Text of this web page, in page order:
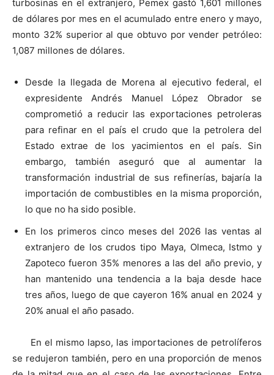
turbosinas en el extranjero, Pemex gastó 1,601 millones
de dólares por mes en el acumulado entre enero y mayo,
monto 32% superior al que obtuvo por vender petróleo:
1,087 millones de dólares.
Desde la llegada de Morena al ejecutivo federal, el
expresidente Andrés Manuel López Obrador se
comprometió a reducir las exportaciones petroleras
para refinar en el país el crudo que la petrolera del
Estado extrae de los yacimientos en el país. Sin
embargo, también aseguró que al aumentar la
transformación industrial de sus refinerías, bajaría la
importación de combustibles en la misma proporción,
lo que no ha sido posible.
En los primeros cinco meses del 2026 las ventas al
extranjero de los crudos tipo Maya, Olmeca, Istmo y
Zapoteco fueron 35% menores a las del año previo, y
han mantenido una tendencia a la baja desde hace
tres años, luego de que cayeron 16% anual en 2024 y
20% anual el año pasado.
En el mismo lapso, las importaciones de petrolíferos
se redujeron también, pero en una proporción de menos